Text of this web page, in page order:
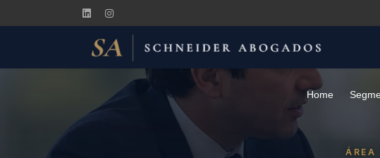
Home
ÁREA